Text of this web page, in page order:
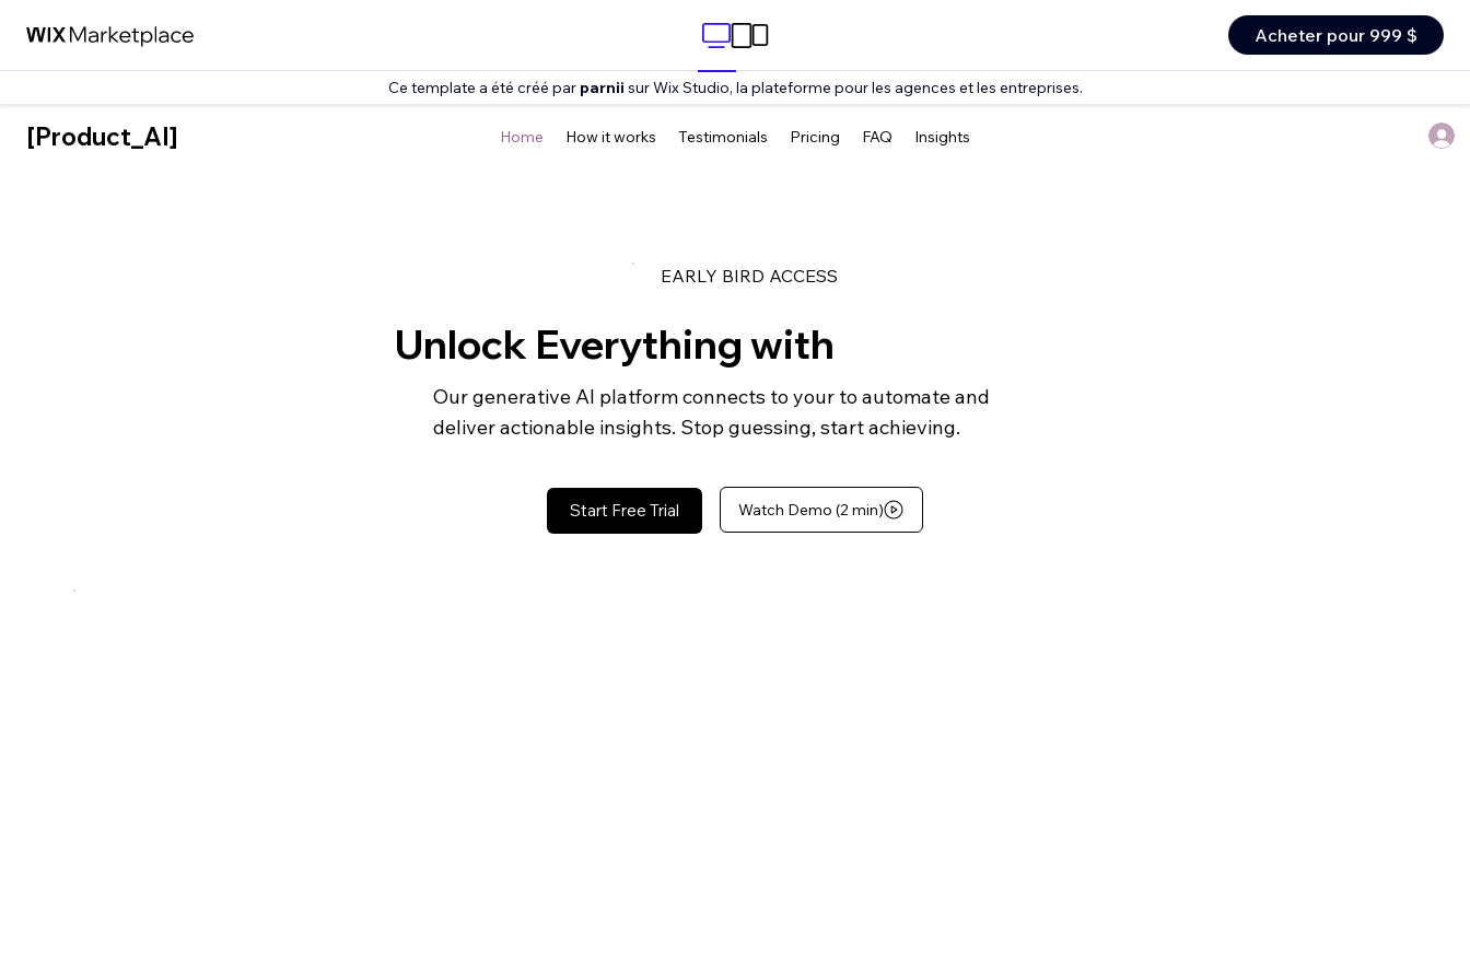
Acheter pour 999 $
Ce template a été créé par parnii sur Wix Studio, la plateforme pour les agences et les entreprises.